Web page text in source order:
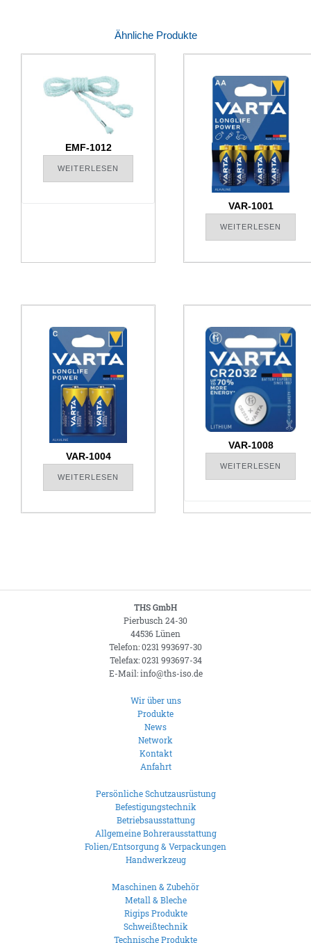
Ähnliche Produkte
EMF-1012
WEITERLESEN
VAR-1001
WEITERLESEN
VAR-1004
WEITERLESEN
VAR-1008
WEITERLESEN
THS GmbH
Pierbusch 24-30
44536 Lünen
Telefon: 0231 993697-30
Telefax: 0231 993697-34
E-Mail: info@ths-iso.de
Wir über uns
Produkte
News
Network
Kontakt
Anfahrt
Persönliche Schutzausrüstung
Befestigungstechnik
Betriebsausstattung
Allgemeine Bohrerausstattung
Folien/Entsorgung & Verpackungen
Handwerkzeug
Maschinen & Zubehör
Metall & Bleche
Rigips Produkte
Schweißtechnik
Technische Produkte